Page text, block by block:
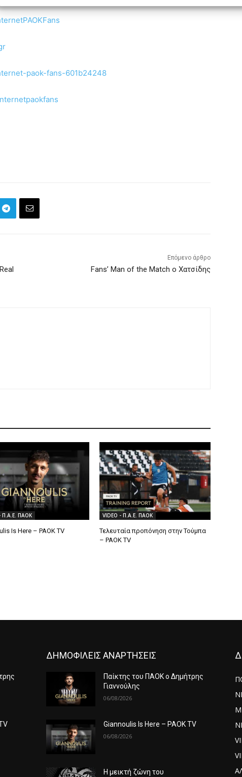
paok-fans-601b24248
Επόμενο άρθρο
Fans’ Man of the Match o Χατσίδης
Π.Α.Ε. ΠΑΟΚ
Is Here – PAOK TV
VIDEO - Π.Α.Ε. ΠΑΟΚ
Τελευταία προπόνηση στην Τούμπα
– PAOK TV
ΔΗΜΟΦΙΛΕΙΣ ΑΝΑΡΤΗΣΕΙΣ
Παίκτης του ΠΑΟΚ ο Δημήτρης
Γιαννούλης
06/08/2026
Giannoulis Is Here – PAOK TV
06/08/2026
Η μεικτή ζώνη του